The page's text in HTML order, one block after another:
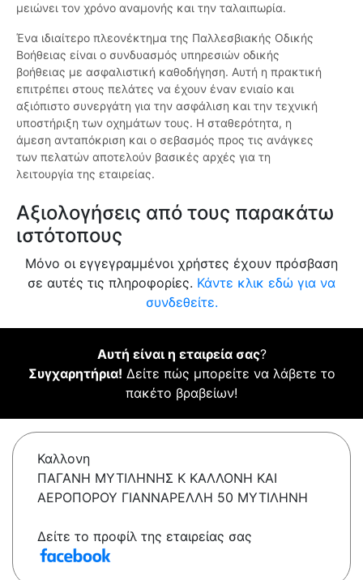
μειώνει τον χρόνο αναμονής και την ταλαιπωρία.
Ένα ιδιαίτερο πλεονέκτημα της Παλλεσβιακής Οδικής
Βοήθειας είναι ο συνδυασμός υπηρεσιών οδικής
βοήθειας με ασφαλιστική καθοδήγηση. Αυτή η πρακτική
επιτρέπει στους πελάτες να έχουν έναν ενιαίο και
αξιόπιστο συνεργάτη για την ασφάλιση και την τεχνική
υποστήριξη των οχημάτων τους. Η σταθερότητα, η
άμεση ανταπόκριση και ο σεβασμός προς τις ανάγκες
των πελατών αποτελούν βασικές αρχές για τη
λειτουργία της εταιρείας.
Αξιολογήσεις από τους παρακάτω
ιστότοπους
Μόνο οι εγγεγραμμένοι χρήστες έχουν πρόσβαση
σε αυτές τις πληροφορίες. Κάντε κλικ εδώ για να
συνδεθείτε.
Αυτή είναι η εταιρεία σας?
Συγχαρητήρια! Δείτε πώς μπορείτε να λάβετε το
πακέτο βραβείων!
Καλλονη
ΠΑΓΑΝΗ ΜΥΤΙΛΗΝΗΣ Κ ΚΑΛΛΟΝΗ ΚΑΙ
ΑΕΡΟΠΟΡΟΥ ΓΙΑΝΝΑΡΕΛΛΗ 50 ΜΥΤΙΛΗΝΗ
Δείτε το προφίλ της εταιρείας σας